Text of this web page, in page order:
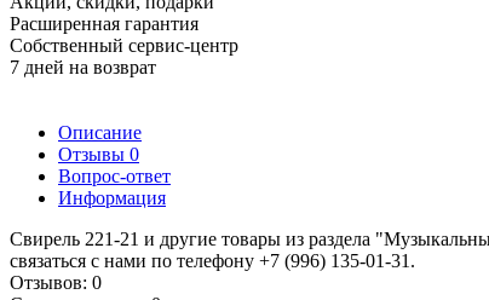
Расширенная гарантия
Собственный сервис-центр
7 дней на возврат
Описание
Отзывы 0
Вопрос-ответ
Информация
Свирель 221-21 и другие товары из раздела
связаться с нами по телефону +7 (996) 135-01-31.
Отзывов: 0